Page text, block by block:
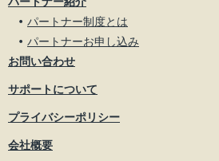
パートナー制度とは
パートナーお申し込み
お問い合わせ
サポートについて
プライバシーポリシー
会社概要